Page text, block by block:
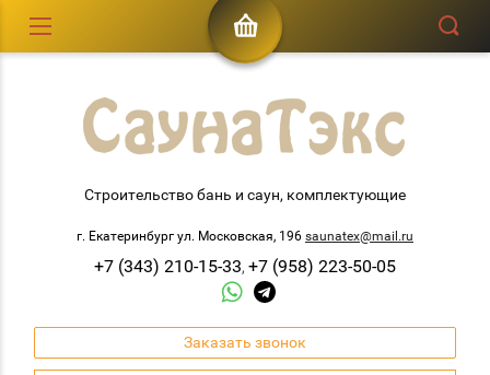
Строительство бань и саун, комплектующие
г. Екатеринбург ул. Московская, 196 saunatex@mail.ru
+7 (343) 210-15-33, +7 (958) 223-50-05
Заказать звонок